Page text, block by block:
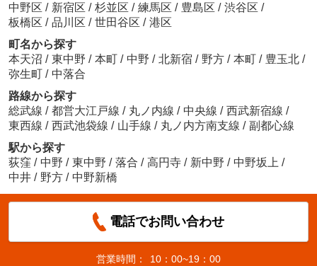
中野区 / 新宿区 / 杉並区 / 練馬区 / 豊島区 / 渋谷区 /
板橋区 / 品川区 / 世田谷区 / 港区
町名から探す
本天沼 / 東中野 / 本町 / 中野 / 北新宿 / 野方 / 本町 / 豊玉北 /
弥生町 / 中落合
路線から探す
総武線 / 都営大江戸線 / 丸ノ内線 / 中央線 / 西武新宿線 /
東西線 / 西武池袋線 / 山手線 / 丸ノ内方南支線 / 副都心線
駅から探す
荻窪 / 中野 / 東中野 / 落合 / 高円寺 / 新中野 / 中野坂上 /
中井 / 野方 / 中野新橋
電話でお問い合わせ
営業時間：
10：00~19：00